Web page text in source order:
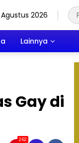
2026
Lainnya
Gay di
262